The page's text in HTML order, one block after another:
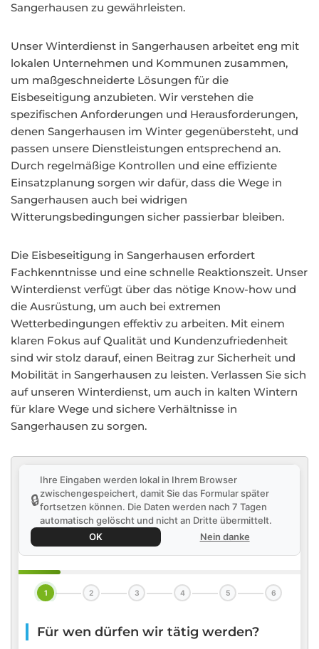
Sangerhausen zu gewährleisten.
Unser Winterdienst in Sangerhausen arbeitet eng mit
lokalen Unternehmen und Kommunen zusammen,
um maßgeschneiderte Lösungen für die
Eisbeseitigung anzubieten. Wir verstehen die
spezifischen Anforderungen und Herausforderungen,
denen Sangerhausen im Winter gegenübersteht, und
passen unsere Dienstleistungen entsprechend an.
Durch regelmäßige Kontrollen und eine effiziente
Einsatzplanung sorgen wir dafür, dass die Wege in
Sangerhausen auch bei widrigen
Witterungsbedingungen sicher passierbar bleiben.
Die Eisbeseitigung in Sangerhausen erfordert
Fachkenntnisse und eine schnelle Reaktionszeit. Unser
Winterdienst verfügt über das nötige Know-how und
die Ausrüstung, um auch bei extremen
Wetterbedingungen effektiv zu arbeiten. Mit einem
klaren Fokus auf Qualität und Kundenzufriedenheit
sind wir stolz darauf, einen Beitrag zur Sicherheit und
Mobilität in Sangerhausen zu leisten. Verlassen Sie sich
auf unseren Winterdienst, um auch in kalten Wintern
für klare Wege und sichere Verhältnisse in
Sangerhausen zu sorgen.
🔒
Ihre Eingaben werden lokal in Ihrem Browser
zwischengespeichert, damit Sie das Formular später
fortsetzen können. Die Daten werden nach 7 Tagen
automatisch gelöscht und nicht an Dritte übermittelt.
OK
Nein danke
1 2 3 4 5 6
Für wen dürfen wir tätig werden?